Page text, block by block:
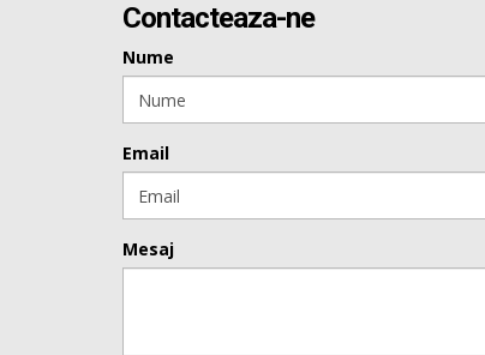
Contacteaza-ne
Nume
Email
Mesaj